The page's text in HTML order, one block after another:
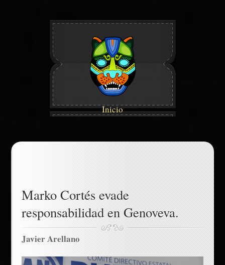
Inicio
Marko Cortés evade
responsabilidad en Genoveva.
Javier Arellano